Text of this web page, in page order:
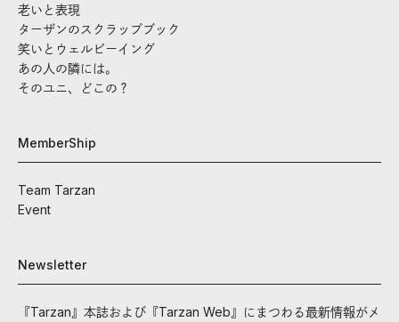
老いと表現
ターザンのスクラップブック
笑いとウェルビーイング
あの人の隣には。
そのユニ、どこの？
MemberShip
Team Tarzan
Event
Newsletter
『Tarzan』本誌および『Tarzan Web』にまつわる最新情報がメ